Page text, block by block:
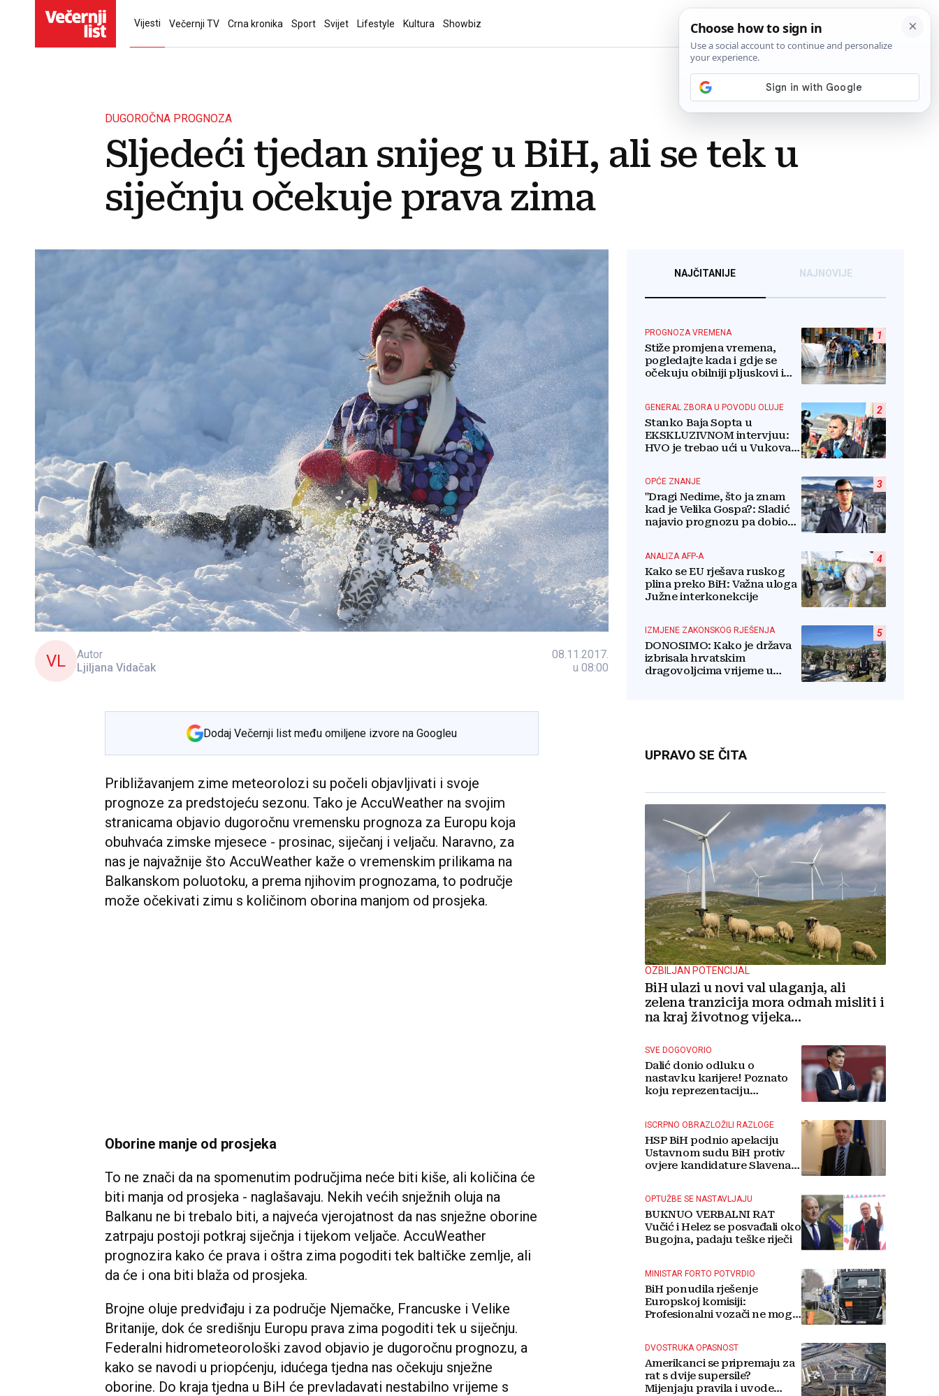
Vijesti Večernji TV Crna kronika Sport Svijet Lifestyle Kultura Showbiz
DUGOROČNA PROGNOZA
Sljedeći tjedan snijeg u BiH, ali se tek u
siječnju očekuje prava zima
VL
Autor
Ljiljana Vidačak
08.11.2017.
u 08:00
Dodaj Večernji list među omiljene izvore na Googleu
Približavanjem zime meteorolozi su počeli objavljivati i svoje
prognoze za predstojeću sezonu. Tako je AccuWeather na svojim
stranicama objavio dugoročnu vremensku prognoza za Europu koja
obuhvaća zimske mjesece - prosinac, siječanj i veljaču. Naravno, za
nas je najvažnije što AccuWeather kaže o vremenskim prilikama na
Balkanskom poluotoku, a prema njihovim prognozama, to područje
može očekivati zimu s količinom oborina manjom od prosjeka.
Oborine manje od prosjeka
To ne znači da na spomenutim područjima neće biti kiše, ali količina će
biti manja od prosjeka - naglašavaju. Nekih većih snježnih oluja na
Balkanu ne bi trebalo biti, a najveća vjerojatnost da nas snježne oborine
zatrpaju postoji potkraj siječnja i tijekom veljače. AccuWeather
prognozira kako će prava i oštra zima pogoditi tek baltičke zemlje, ali
da će i ona biti blaža od prosjeka.
Brojne oluje predviđaju i za područje Njemačke, Francuske i Velike
Britanije, dok će središnju Europu prava zima pogoditi tek u siječnju.
Federalni hidrometeorološki zavod objavio je dugoročnu prognozu, a
kako se navodi u priopćenju, idućega tjedna nas očekuju snježne
oborine. Do kraja tjedna u BiH će prevladavati nestabilno vrijeme s
NAJČITANIJE NAJNOVIJE
1
PROGNOZA VREMENA
Stiže promjena vremena,
pogledajte kada i gdje se
očekuju obilniji pljuskovi i
2
GENERAL ZBORA U POVODU OLUJE
Stanko Baja Sopta u
EKSKLUZIVNOM intervjuu:
HVO je trebao ući u Vukovar
3
OPĆE ZNANJE
"Dragi Nedime, što ja znam
kad je Velika Gospa?: Sladić
najavio prognozu pa dobio
4
ANALIZA AFP-A
Kako se EU rješava ruskog
plina preko BiH: Važna uloga
Južne interkonekcije
5
IZMJENE ZAKONSKOG RJEŠENJA
DONOSIMO: Kako je država
izbrisala hrvatskim
dragovoljcima vrijeme u
UPRAVO SE ČITA
OZBILJAN POTENCIJAL
BiH ulazi u novi val ulaganja, ali
zelena tranzicija mora odmah misliti i
na kraj životnog vijeka
SVE DOGOVORIO
Dalić donio odluku o
nastavku karijere! Poznato
koju reprezentaciju
ISCRPNO OBRAZLOŽILI RAZLOGE
HSP BiH podnio apelaciju
Ustavnom sudu BiH protiv
ovjere kandidature Slavena
OPTUŽBE SE NASTAVLJAJU
BUKNUO VERBALNI RAT
Vučić i Helez se posvađali oko
Bugojna, padaju teške riječi
MINISTAR FORTO POTVRDIO
BiH ponudila rješenje
Europskoj komisiji:
Profesionalni vozači ne mogu
DVOSTRUKA OPASNOST
Amerikanci se pripremaju za
rat s dvije supersile?
Mijenjaju pravila i uvode